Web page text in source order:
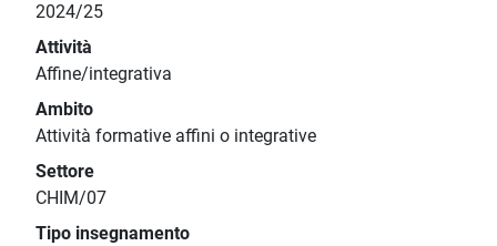
2024/25
Attività
Affine/integrativa
Ambito
Attività formative affini o integrative
Settore
CHIM/07
Tipo insegnamento